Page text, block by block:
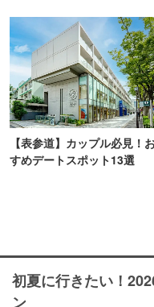
【表参道】カップル必見！
すめデートスポット13選
初夏に行きたい！
ン